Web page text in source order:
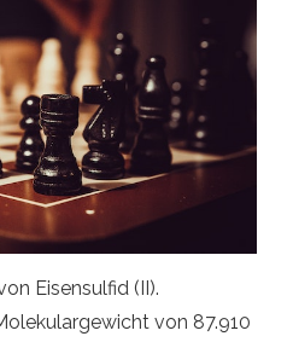
Eisensulfid (II).
von 87.910